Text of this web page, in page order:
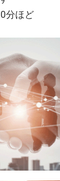
分ほど